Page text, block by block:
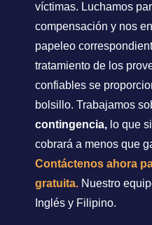
víctimas. Luchamos
compensación y nos
papeleo
tratamiento de los
confiables se
bolsillo. Trabajamos
contingencia, lo que
cobrará a menos que
Contáctenos ahora
gratuita. Nuestro
Inglés y Filipino.